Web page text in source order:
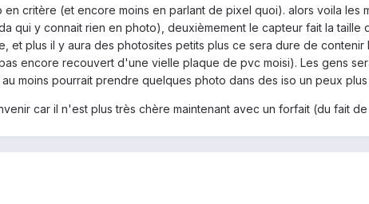
critère (et encore moins en parlant de pixel quoi). alors voila
qui y connait rien en photo), deuxièmement le capteur fait la
et plus il y aura des photosites petits plus ce sera dure de
encore recouvert d'une vielle plaque de pvc moisi). Les gens
moins pourrait prendre quelques photo dans des iso un peux plus
car il n'est plus très chère maintenant avec un forfait (du fait